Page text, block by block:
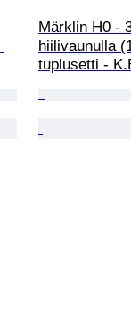
Märklin H0 -
hiilivaunulla
tuplusetti -